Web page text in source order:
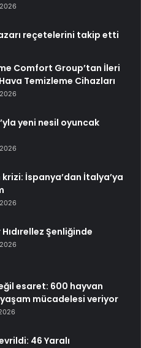
reçetelerini takip etti
Comfort Group’tan İleri
Temizleme Cihazları
yeni nesil oyuncak
İspanya’dan İtalya’ya
Şenliğinde
esaret: 600 hayvan
mücadelesi veriyor
46 Yaralı